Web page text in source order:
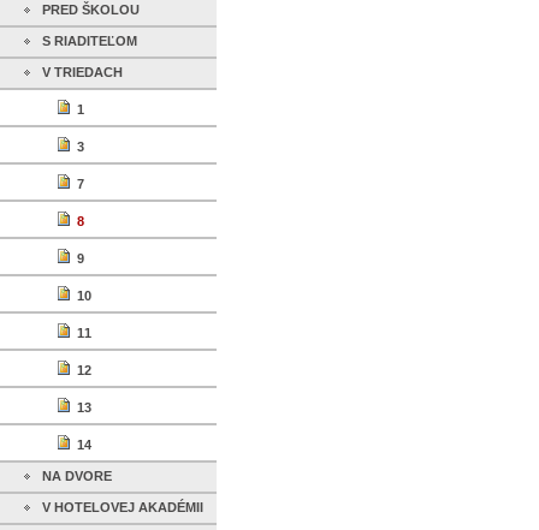
PRED ŠKOLOU
S RIADITEĽOM
V TRIEDACH
1
3
7
8
9
10
11
12
13
14
NA DVORE
V HOTELOVEJ AKADÉMII